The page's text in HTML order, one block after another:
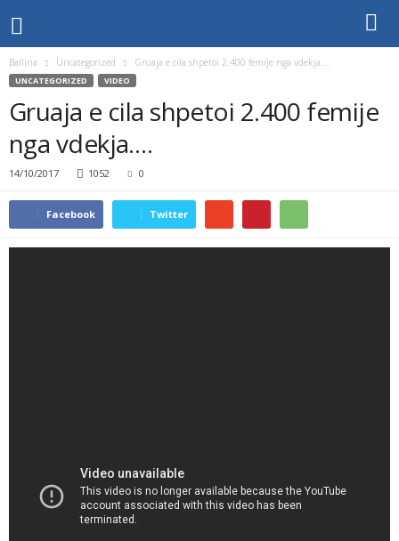
Ballina Uncategorized Gruaja e cila shpetoi 2.400 femije nga vdekja….
UNCATEGORIZED VIDEO
Gruaja e cila shpetoi 2.400 femije
nga vdekja….
14/10/2017 1052 0
Facebook Twitter